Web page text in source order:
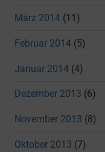
März 2014 (11)
Februar 2014 (5)
Januar 2014 (4)
Dezember 2013 (6)
November 2013 (8)
Oktober 2013 (7)